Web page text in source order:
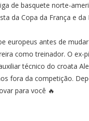
de basquete norte-
da Copa da França e
europeus antes de
como treinador. O
técnico do croata
fora da competição.
para você 🔥